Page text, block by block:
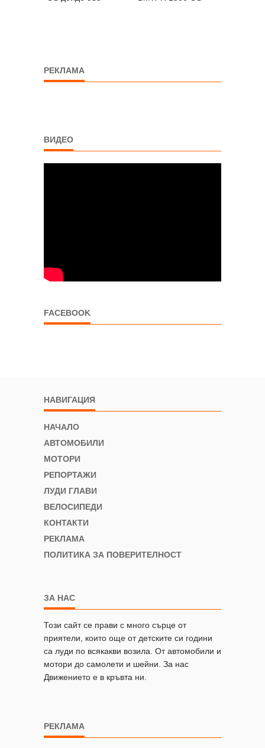
РЕКЛАМА
ВИДЕО
FACEBOOK
НАВИГАЦИЯ
НАЧАЛО
АВТОМОБИЛИ
МОТОРИ
РЕПОРТАЖИ
ЛУДИ ГЛАВИ
ВЕЛОСИПЕДИ
КОНТАКТИ
РЕКЛАМА
ПОЛИТИКА ЗА ПОВЕРИТЕЛНОСТ
ЗА НАС
Този сайт се прави с много сърце от
приятели, които още от детските си години
са луди по всякакви возила. От автомобили и
мотори до самолети и шейни. За нас
Движението е в кръвта ни.
РЕКЛАМА